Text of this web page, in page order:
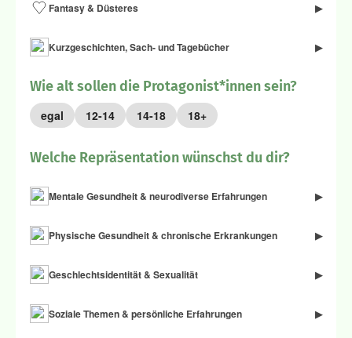
Fantasy & Düsteres ▶
Kurzgeschichten, Sach- und Tagebücher ▶
Wie alt sollen die Protagonist*innen sein?
egal 12-14 14-18 18+
Welche Repräsentation wünschst du dir?
Mentale Gesundheit & neurodiverse Erfahrungen ▶
Physische Gesundheit & chronische Erkrankungen ▶
Geschlechtsidentität & Sexualität ▶
Soziale Themen & persönliche Erfahrungen ▶